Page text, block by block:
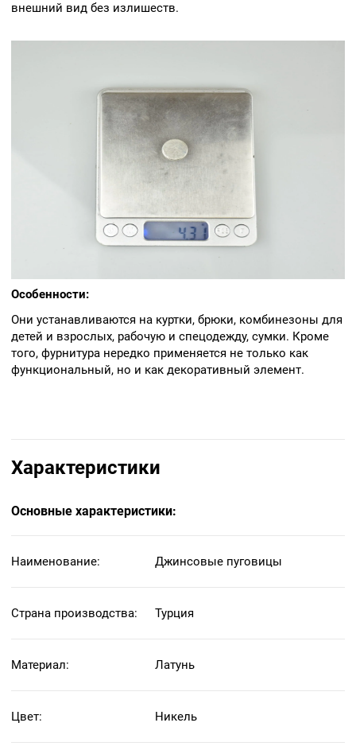
внешний вид без излишеств.
Особенности:
Они устанавливаются на куртки, брюки, комбинезоны для
детей и взрослых, рабочую и спецодежду, сумки. Кроме
того, фурнитура нередко применяется не только как
функциональный, но и как декоративный элемент.
Характеристики
Основные характеристики:
Наименование: Джинсовые пуговицы
Страна производства: Турция
Материал: Латунь
Цвет: Никель